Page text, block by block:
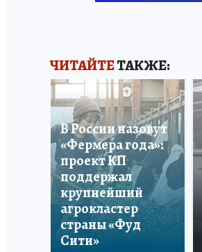
ЧИТАЙТЕТАКЖЕ:
В России назовут
«Фермера года»:
проект КП
поддержал
крупнейший
агрокластер
страны «Фуд
Сити»